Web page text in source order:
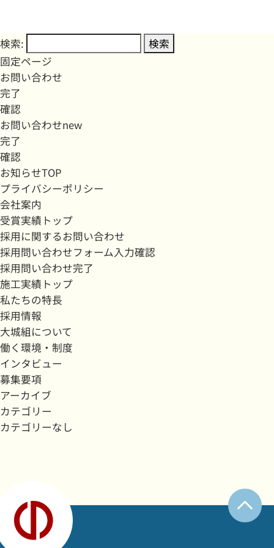
検索:
固定ページ
お問い合わせ
完了
確認
お問い合わせnew
完了
確認
お知らせTOP
プライバシーポリシー
会社案内
受賞実績トップ
採用に関するお問い合わせ
採用問い合わせフォーム入力確認
採用問い合わせ完了
施工実績トップ
私たちの特長
採用情報
大城組について
働く環境・制度
インタビュー
募集要項
アーカイブ
カテゴリー
カテゴリーなし